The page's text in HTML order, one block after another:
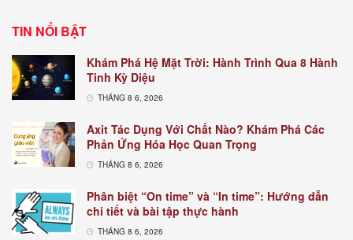
TIN NỔI BẬT
Khám Phá Hệ Mặt Trời: Hành Trình Qua 8 Hành
Tinh Kỳ Diệu
THÁNG 8 6, 2026
Axit Tác Dụng Với Chất Nào? Khám Phá Các
Phản Ứng Hóa Học Quan Trọng
THÁNG 8 6, 2026
Phân biệt “On time” và “In time”: Hướng dẫn
chi tiết và bài tập thực hành
THÁNG 8 6, 2026